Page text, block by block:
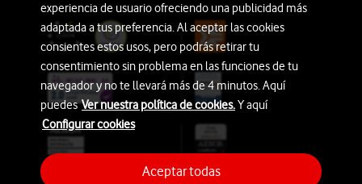
experiencia de usuario ofreciendo una publicidad más
adaptada a tus preferencia. Al aceptar las cookies
consientes estos usos, pero podrás retirar tu
consentimiento sin problema en las funciones de tu
navegador y no te llevará más de 4 minutos. Aquí
puedesVer nuestra política de cookies.Y aquí
Configurar cookies
Aceptar todas